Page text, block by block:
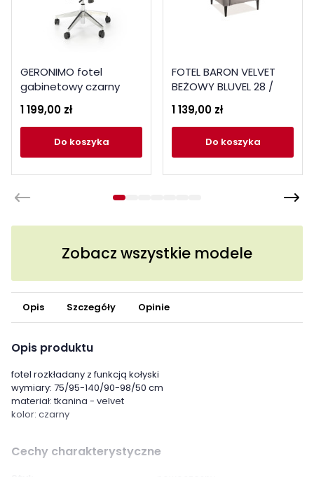
GERONIMO fotel
gabinetowy czarny
1 199,00 zł
do koszyka
FOTEL BARON VELVET
BEŻOWY BLUVEL 28 /
1 139,00 zł
do koszyka
Zobacz wszystkie modele
Opis Szczegóły Opinie
Opis produktu
fotel rozkładany z funkcją kołyski
wymiary: 75/95-140/90-98/50 cm
materiał: tkanina - velvet
kolor: czarny
Cechy charakterystyczne